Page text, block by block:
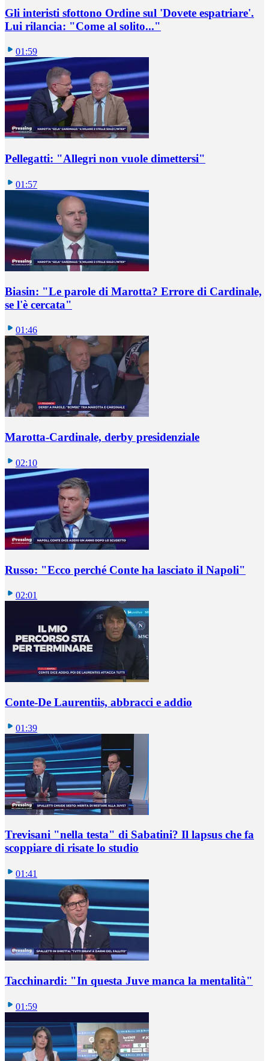
Gli interisti sfottono Ordine sul 'Dovete espatriare'.
Lui rilancia: "Come al solito..."
01:59
Pellegatti: "Allegri non vuole dimettersi"
01:57
Biasin: "Le parole di Marotta? Errore di Cardinale,
se l'è cercata"
01:46
Marotta-Cardinale, derby presidenziale
02:10
Russo: "Ecco perché Conte ha lasciato il Napoli"
02:01
Conte-De Laurentiis, abbracci e addio
01:39
Trevisani "nella testa" di Sabatini? Il lapsus che fa
scoppiare di risate lo studio
01:41
Tacchinardi: "In questa Juve manca la mentalità"
01:59